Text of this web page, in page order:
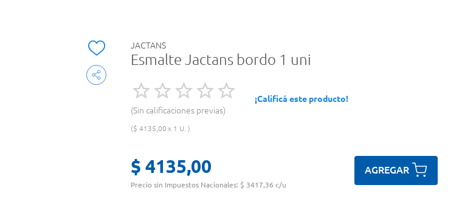
JACTANS
Esmalte Jactans bordo 1 uni
Sin calificaciones previas
¡Calificá este producto!
$ 4135,00 1 U.
$ 4135,00
Precio sin Impuestos Nacionales: $ 3417,36 c/u
AGREGAR